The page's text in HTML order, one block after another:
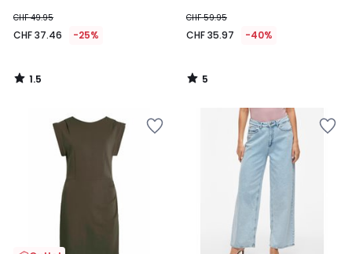
CHF 49.95
CHF 37.46 -25%
1.5
/
CHF 59.95
CHF 35.97 -40%
5
/